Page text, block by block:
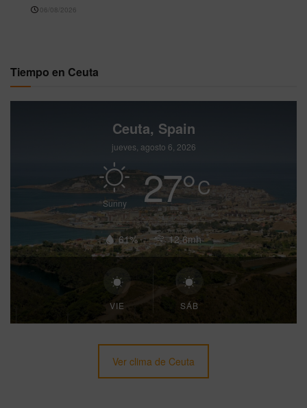
06/08/2026
Tiempo en Ceuta
Ceuta, Spain
jueves, agosto 6, 2026
Sunny 27°C
61% 12.6mh
VIE SÁB
Ver clima de Ceuta